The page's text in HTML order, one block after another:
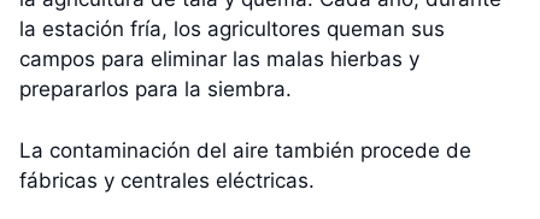
la estación fría, los agricultores queman sus
campos para eliminar las malas hierbas y
prepararlos para la siembra.
La contaminación del aire también procede de
fábricas y centrales eléctricas.